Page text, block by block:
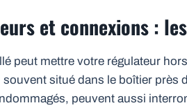
et connexions :
peut mettre votre régulateur
souvent situé dans le boîtier près
peuvent aussi